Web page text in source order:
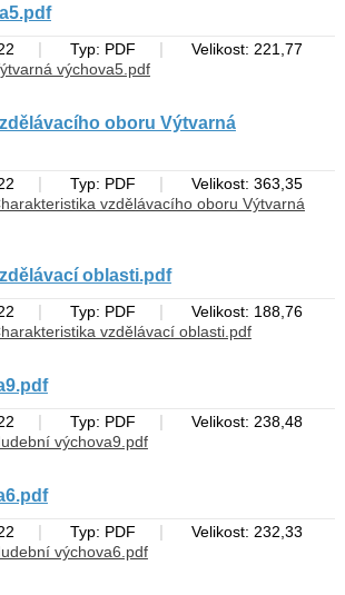
Typ: PDF
Velikost: 221,77
výchova5.pdf
oboru Výtvarná
Typ: PDF
Velikost: 363,35
vzdělávacího oboru Výtvarná
oblasti.pdf
Typ: PDF
Velikost: 188,76
vzdělávací oblasti.pdf
Typ: PDF
Velikost: 238,48
výchova9.pdf
Typ: PDF
Velikost: 232,33
výchova6.pdf